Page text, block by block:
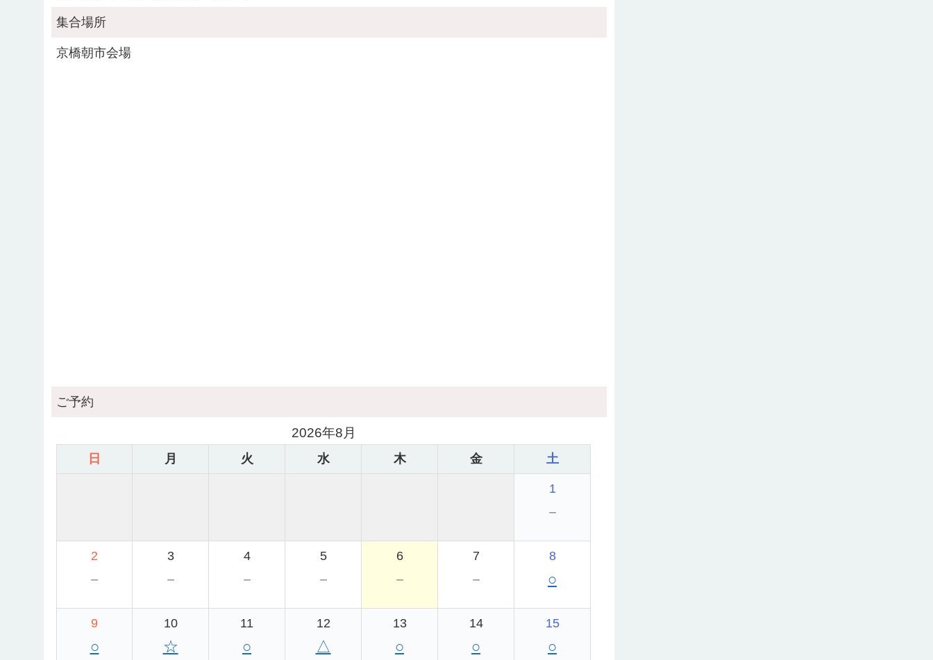
集合場所
京橋朝市会場
ご予約
2026年8月
日 月 火 水 木 金 土
1
－
2
－
3
－
4
－
5
－
6
－
7
－
8
○
9
○
10
☆
11
○
12
△
13
○
14
○
15
○